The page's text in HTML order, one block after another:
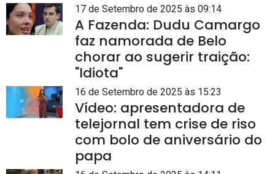
17 de Setembro de 2025 às 09:14
A Fazenda: Dudu Camargo
faz namorada de Belo
chorar ao sugerir traição:
"Idiota"
16 de Setembro de 2025 às 15:23
Vídeo: apresentadora de
telejornal tem crise de riso
com bolo de aniversário do
papa